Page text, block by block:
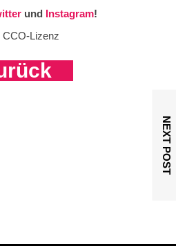
und Instagram!
CCO-Lizenz
NEXT POST